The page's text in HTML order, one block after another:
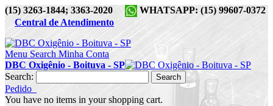
(15) 3263-1844; 3363-2020
WHATSAPP: (15) 99607-0372
Central de Atendimento
Menu Search Minha Conta
DBC Oxigênio - Boituva - SP
Search:
Search
Pedido
You have no items in your shopping cart.